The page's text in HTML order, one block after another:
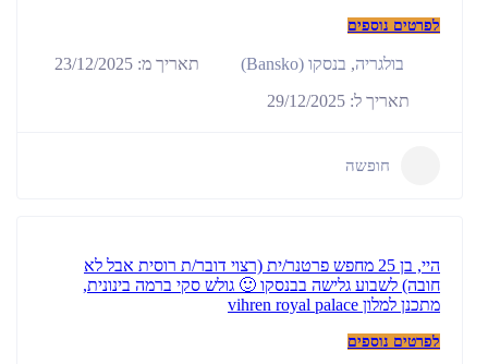
לפרטים נוספים
בולגריה, בנסקו (Bansko) תאריך מ: 23/12/2025
תאריך ל: 29/12/2025
חופשה
היי, בן 25 מחפש פרטנר/ית (רצוי דובר/ת רוסית אבל לא
חובה) לשבוע גלישה בבנסקו 🙂 גולש סקי ברמה בינונית,
מתכנן למלון vihren royal palace
לפרטים נוספים